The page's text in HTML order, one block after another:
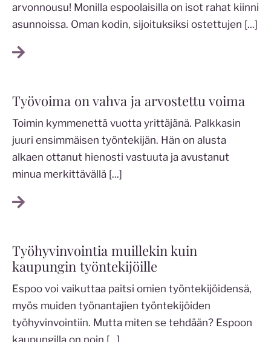
arvonnousu! Monilla espoolaisilla on isot rahat kiinni
asunnoissa. Oman kodin, sijoituksiksi ostettujen [...]
Työvoima on vahva ja arvostettu voima
Toimin kymmenettä vuotta yrittäjänä. Palkkasin
juuri ensimmäisen työntekijän. Hän on alusta
alkaen ottanut hienosti vastuuta ja avustanut
minua merkittävällä [...]
Työhyvinvointia muillekin kuin
kaupungin työntekijöille
Espoo voi vaikuttaa paitsi omien työntekijöidensä,
myös muiden työnantajien työntekijöiden
työhyvinvointiin. Mutta miten se tehdään? Espoon
kaupungilla on noin [...]